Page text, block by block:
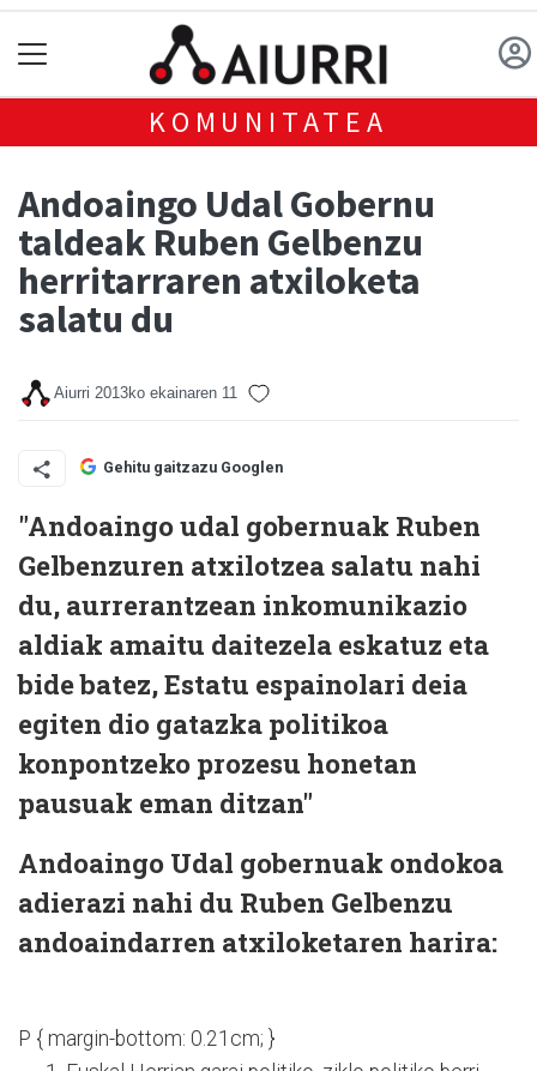
KOMUNITATEA
Andoaingo Udal Gobernu
taldeak Ruben Gelbenzu
herritarraren atxiloketa
salatu du
Aiurri 2013ko ekainaren 11
Gehitu gaitzazu Googlen
"Andoaingo udal gobernuak Ruben
Gelbenzuren atxilotzea salatu nahi
du, aurrerantzean inkomunikazio
aldiak amaitu daitezela eskatuz eta
bide batez, Estatu espainolari deia
egiten dio gatazka politikoa
konpontzeko prozesu honetan
pausuak eman ditzan"
Andoaingo Udal gobernuak ondokoa
adierazi nahi du Ruben Gelbenzu
andoaindarren atxiloketaren harira:
P { margin-bottom: 0.21cm; }